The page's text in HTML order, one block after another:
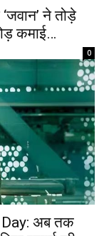
ने तोड़े
कमाई…
0
अब तक